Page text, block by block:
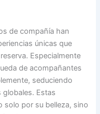
de compañía han
únicas que
Especialmente
de acompañantes
seduciendo
Estas
solo por su belleza, sino